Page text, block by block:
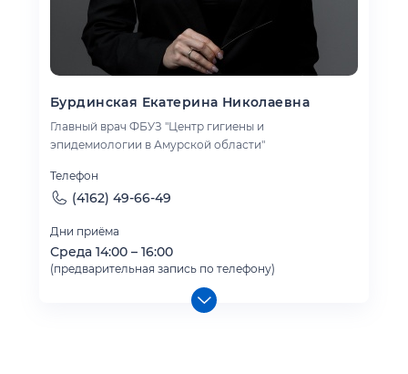
Бурдинская Екатерина Николаевна
Главный врач ФБУЗ "Центр гигиены и
эпидемиологии в Амурской области"
Телефон
(4162) 49-66-49
Дни приёма
Среда 14:00 – 16:00
(предварительная запись по телефону)